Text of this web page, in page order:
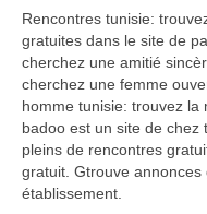
Rencontres tunisie:
gratuites dans le site de
cherchez une amitié
cherchez une femme
homme tunisie: trouvez la
badoo est un site de
pleins de rencontres
gratuit. Gtrouve
établissement.